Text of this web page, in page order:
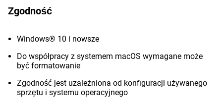
Zgodność
Windows® 10 i nowsze
Do współpracy z systemem macOS wymagane może
być formatowanie
Zgodność jest uzależniona od konfiguracji używanego
sprzętu i systemu operacyjnego